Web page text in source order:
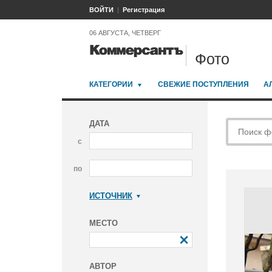
ВОЙТИ Регистрация
06 АВГУСТА, ЧЕТВЕРГ
Фото
КАТЕГОРИИ СВЕЖИЕ ПОСТУПЛЕНИЯ
ДАТА
с
по
ИСТОЧНИК
МЕСТО
АВТОР